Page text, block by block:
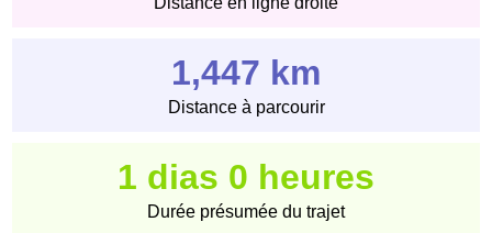
1,447 km
Distance à parcourir
1 dias 0 heures
Durée présumée du trajet